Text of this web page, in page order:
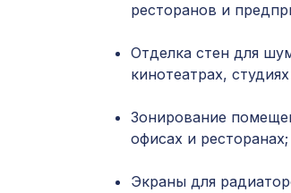
ресторанов и
Отделка стен для
кинотеатрах,
Зонирование
офисах и ресторанах;
Экраны для